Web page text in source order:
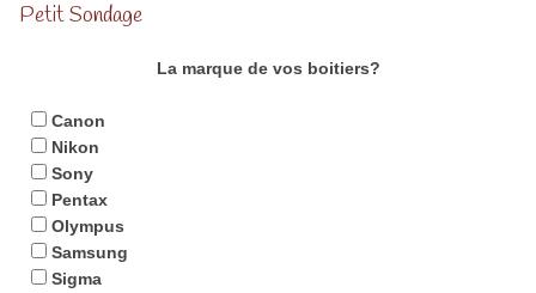
Petit Sondage
La marque de vos boitiers?
Canon
Nikon
Sony
Pentax
Olympus
Samsung
Sigma